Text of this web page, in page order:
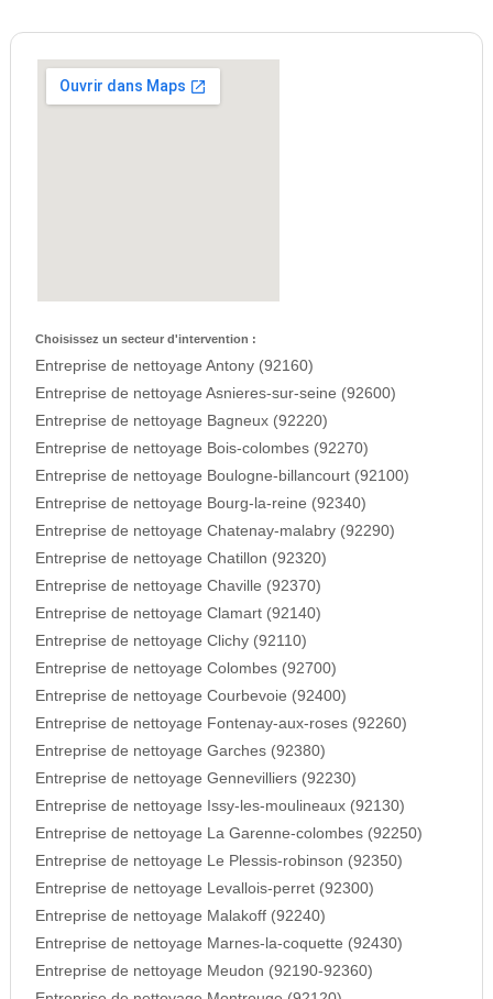
Choisissez un secteur d'intervention :
Entreprise de nettoyage Antony (92160)
Entreprise de nettoyage Asnieres-sur-seine (92600)
Entreprise de nettoyage Bagneux (92220)
Entreprise de nettoyage Bois-colombes (92270)
Entreprise de nettoyage Boulogne-billancourt (92100)
Entreprise de nettoyage Bourg-la-reine (92340)
Entreprise de nettoyage Chatenay-malabry (92290)
Entreprise de nettoyage Chatillon (92320)
Entreprise de nettoyage Chaville (92370)
Entreprise de nettoyage Clamart (92140)
Entreprise de nettoyage Clichy (92110)
Entreprise de nettoyage Colombes (92700)
Entreprise de nettoyage Courbevoie (92400)
Entreprise de nettoyage Fontenay-aux-roses (92260)
Entreprise de nettoyage Garches (92380)
Entreprise de nettoyage Gennevilliers (92230)
Entreprise de nettoyage Issy-les-moulineaux (92130)
Entreprise de nettoyage La Garenne-colombes (92250)
Entreprise de nettoyage Le Plessis-robinson (92350)
Entreprise de nettoyage Levallois-perret (92300)
Entreprise de nettoyage Malakoff (92240)
Entreprise de nettoyage Marnes-la-coquette (92430)
Entreprise de nettoyage Meudon (92190-92360)